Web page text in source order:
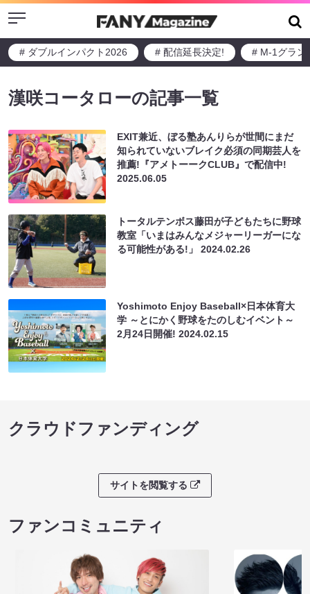
Menu
# ダブルインパクト2026 # 配信延長決定! # M-1グラン
漢咲コータローの記事一覧
EXIT兼近、ぼる塾あんりらが世間にまだ
知られていないブレイク必須の同期芸人を
推薦!『アメトーークCLUB』で配信中!
2025.06.05
トータルテンボス藤田が子どもたちに野球
教室「いまはみんなメジャーリーガーにな
る可能性がある!」2024.02.26
Yoshimoto Enjoy Baseball×日本体育大
学 ～とにかく野球をたのしむイベント～
2月24日開催!2024.02.15
クラウドファンディング
サイトを閲覧する
ファンコミュニティ